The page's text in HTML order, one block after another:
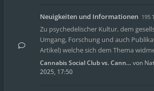
Neuigkeiten und Informationen 195
Zu psychedelischer Kultur, dem
Umgang, Forschung und auch
Artikel) welche sich dem Thema
Cannabis Social Club vs. Cann… von
2025, 17:50